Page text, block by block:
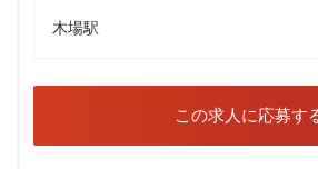
木場駅
この求人に応募す